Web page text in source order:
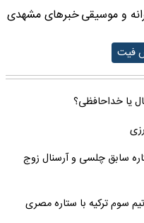
و موسیقیخبرهای مشهدی
فیت
یا خداحافظی؟
سابق چلسی و آرسنال زوج
سوم ترکیه با ستاره مصری